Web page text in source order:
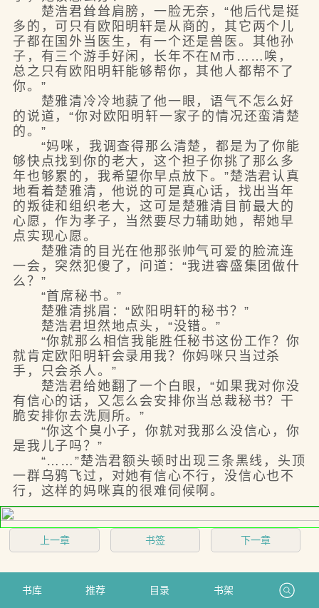
楚浩君耸耸肩膀，一脸无奈，“他后代是挺
多的，可只有欧阳明轩是从商的，其它两个儿
子都在国外当医生，有一个还是兽医。其他孙
子，有三个游手好闲，长年不在M市……唉，
总之只有欧阳明轩能够帮你，其他人都帮不了
你。”
楚雅清冷冷地藐了他一眼，语气不怎么好
的说道，“你对欧阳明轩一家子的情况还蛮清楚
的。”
“妈咪，我调查得那么清楚，都是为了你能
够快点找到你的老大，这个担子你挑了那么多
年也够累的，我希望你早点放下。”楚浩君认真
地看着楚雅清，他说的可是真心话，找出当年
的叛徒和组织老大，这可是楚雅清目前最大的
心愿，作为孝子，当然要尽力辅助她，帮她早
点实现心愿。
楚雅清的目光在他那张帅气可爱的脸流连
一会，突然犯傻了，问道：“我进睿盛集团做什
么？”
“首席秘书。”
楚雅清挑眉：“欧阳明轩的秘书？”
楚浩君坦然地点头，“没错。”
“你就那么相信我能胜任秘书这份工作？你
就肯定欧阳明轩会录用我？你妈咪只当过杀
手，只会杀人。”
楚浩君给她翻了一个白眼，“如果我对你没
有信心的话，又怎么会安排你当总裁秘书？干
脆安排你去洗厕所。”
“你这个臭小子，你就对我那么没信心，你
是我儿子吗？”
“……”楚浩君额头顿时出现三条黑线，头顶
一群乌鸦飞过，对她有信心不行，没信心也不
行，这样的妈咪真的很难伺候啊。
上一章 书签 下一章
书库 推荐 目录 书架